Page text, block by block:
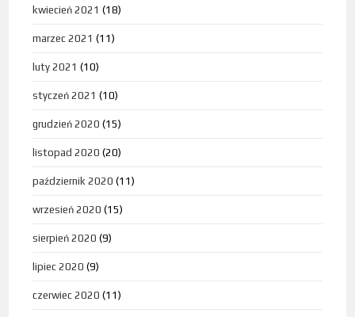
kwiecień 2021 (18)
marzec 2021 (11)
luty 2021 (10)
styczeń 2021 (10)
grudzień 2020 (15)
listopad 2020 (20)
październik 2020 (11)
wrzesień 2020 (15)
sierpień 2020 (9)
lipiec 2020 (9)
czerwiec 2020 (11)